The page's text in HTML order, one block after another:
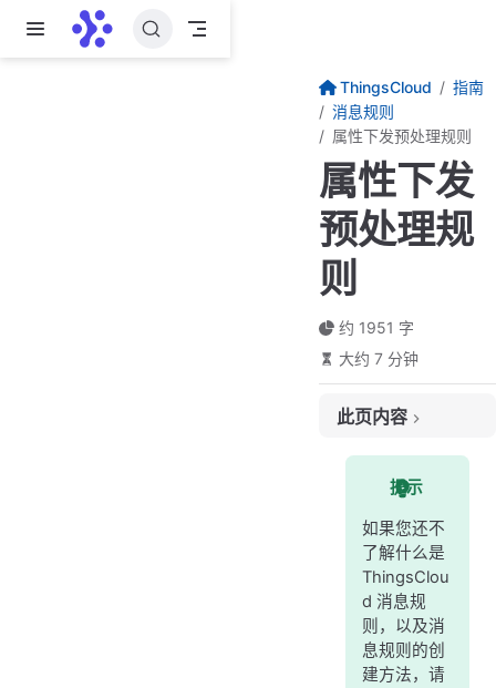
跳至主要內容
ThingsCloud
指南
消息规则
属性下发预处理规则
属性下发
预处理规
则
约 1951 字
大约 7 分钟
此页内容
什么是属性下发预处理规则
触发的条件
支持的操作
预处理函数
提示
如果您还不
了解什么是
ThingsClou
d 消息规
则，以及消
息规则的创
建方法，请